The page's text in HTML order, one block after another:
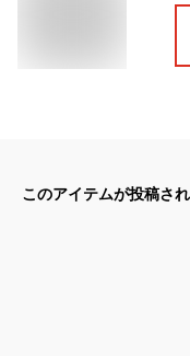
このアイテムが投稿さ